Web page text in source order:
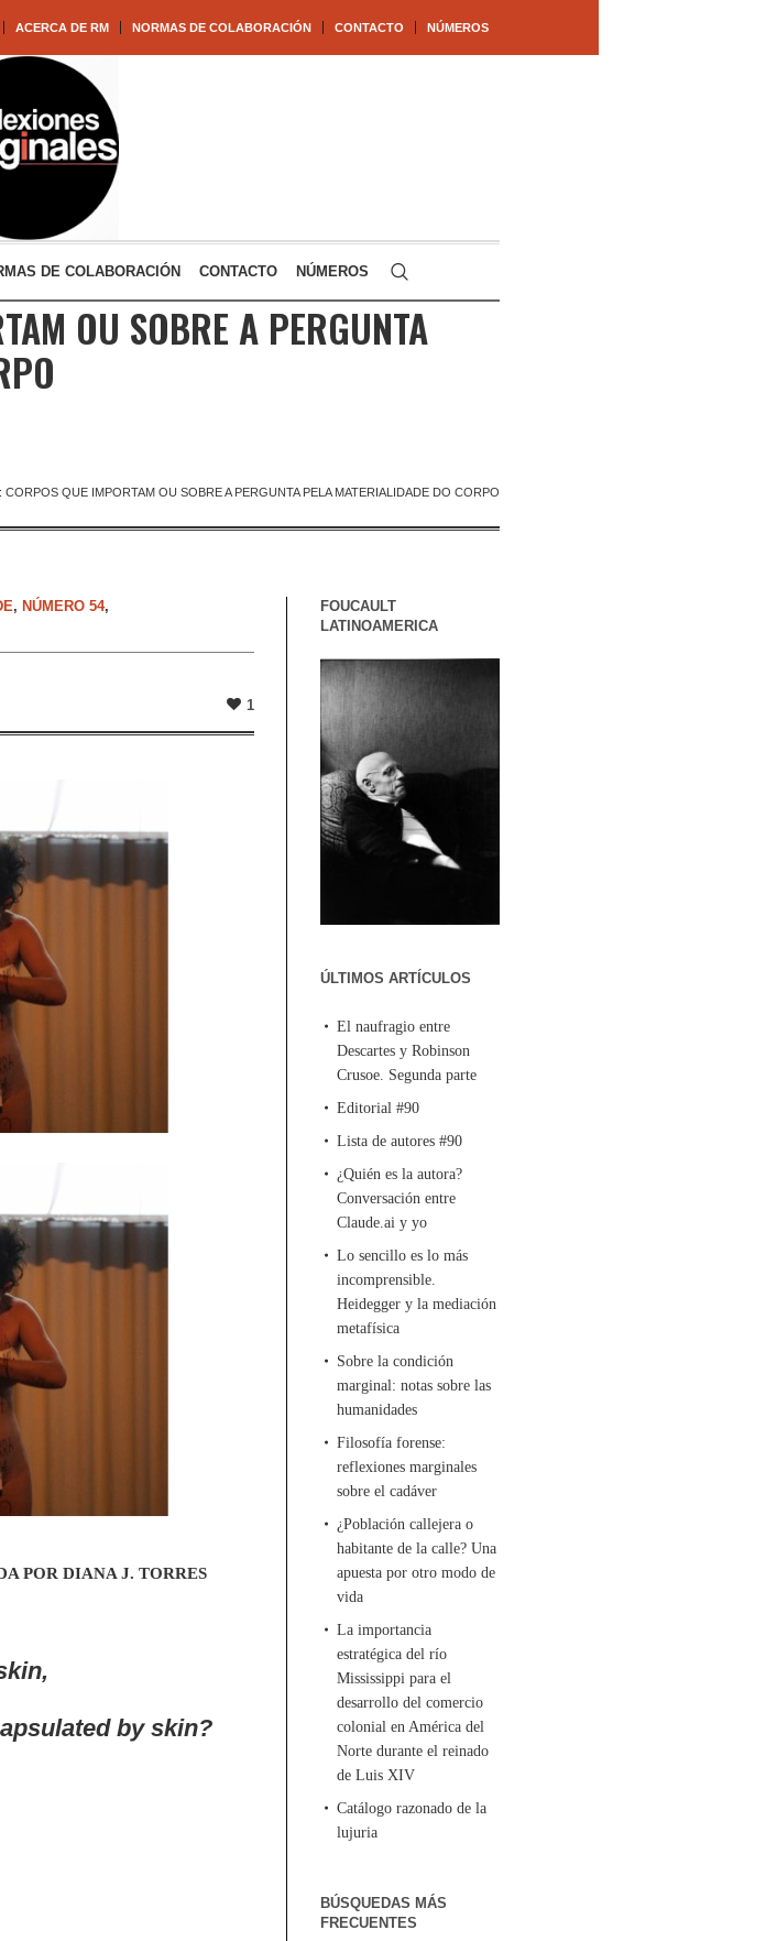
ACERCA DE RM NORMAS DE COLABORACIÓN CONTACTO NÚMEROS
DE COLABORACIÓN CONTACTO NÚMEROS
OU SOBRE A PERGUNTA
CORPOS QUE IMPORTAM OU SOBRE A PERGUNTA PELA MATERIALIDADE DO CORPO
, NÚMERO 54,
1
POR DIANA J. TORRES
by skin?
FOUCAULT
LATINOAMERICA
ÚLTIMOS ARTÍCULOS
El naufragio entre
Descartes y Robinson
Crusoe. Segunda parte
Editorial #90
Lista de autores #90
¿Quién es la autora?
Conversación entre
Claude.ai y yo
Lo sencillo es lo más
incomprensible.
Heidegger y la mediación
metafísica
Sobre la condición
marginal: notas sobre las
humanidades
Filosofía forense:
reflexiones marginales
sobre el cadáver
¿Población callejera o
habitante de la calle? Una
apuesta por otro modo de
vida
La importancia
estratégica del río
Mississippi para el
desarrollo del comercio
colonial en América del
Norte durante el reinado
de Luis XIV
Catálogo razonado de la
lujuria
BÚSQUEDAS MÁS
FRECUENTES